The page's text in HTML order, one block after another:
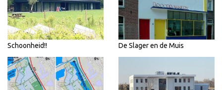
Schoonheid!! De Slager en de Muis